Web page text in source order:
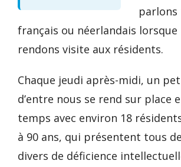
français ou néerlandais lorsque
rendons visite aux résidents.
Chaque jeudi après-midi, un
d’entre nous se rend sur place
temps avec environ 18
à 90 ans, qui présentent tous
divers de déficience